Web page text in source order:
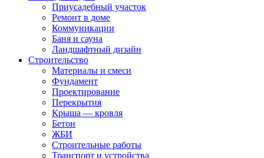
Приусадебный участок
Ремонт в доме
Коммуникации
Баня и сауна
Ландшафтный дизайн
Строительство
Материалы и смеси
Фундамент
Проектирование
Перекрытия
Крыша — кровля
Бетон
ЖБИ
Строительные работы
Транспорт и устройства